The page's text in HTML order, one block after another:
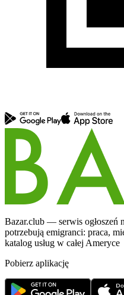
Bazar.club — serwis ogłoszeń
potrzebują emigranci: praca,
katalog usług w całej Ameryce
Pobierz aplikację